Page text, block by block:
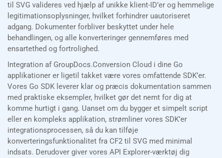
til SVG valideres ved hjælp af unikke klient-ID’er og hemmelige
legitimationsoplysninger, hvilket forhindrer uautoriseret
adgang. Dokumenter forbliver beskyttet under hele
behandlingen, og alle konverteringer gennemføres med
ensartethed og fortrolighed.
Integration af GroupDocs.Conversion Cloud i dine Go
applikationer er ligetil takket være vores omfattende SDK’er.
Vores Go SDK leverer klar og præcis dokumentation sammen
med praktiske eksempler, hvilket gør det nemt for dig at
komme hurtigt i gang. Uanset om du bygger et simpelt script
eller en kompleks applikation, strømliner vores SDK’er
integrationsprocessen, så du kan tilføje
konverteringsfunktionalitet fra CF2 til SVG med minimal
indsats. Derudover giver vores API Explorer-værktøj dig